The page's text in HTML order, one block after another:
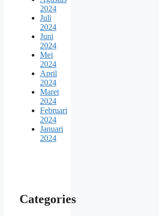
2024
Juli
2024
Juni
2024
Mei
2024
April
2024
Maret
2024
Februari
2024
Januari
2024
Categories